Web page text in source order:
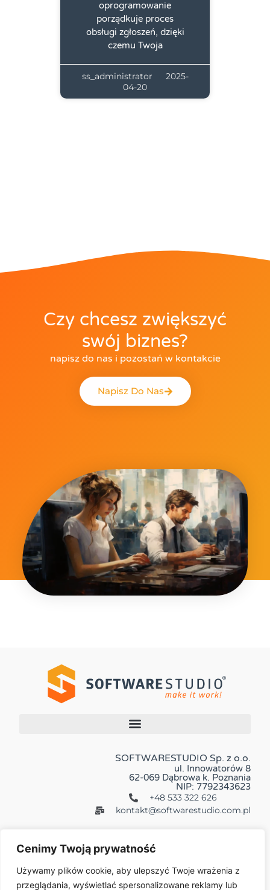
Cenimy Twoją prywatność
Używamy plików cookie, aby ulepszyć Twoje wrażenia z
przeglądania, wyświetlać spersonalizowane reklamy lub
oprogramowanie
porządkuje proces
obsługi zgłoszeń, dzięki
czemu Twoja
ss_administrator
2025-
04-20
Czy chcesz zwiększyć
swój biznes?
napisz do nas i pozostań w kontakcie
Napisz Do Nas
SOFTWARESTUDIO Sp. z o.o.
ul. Innowatorów 8
62-069 Dąbrowa k. Poznania
NIP: 7792343623
+48 533 322 626
kontakt@softwarestudio.com.pl